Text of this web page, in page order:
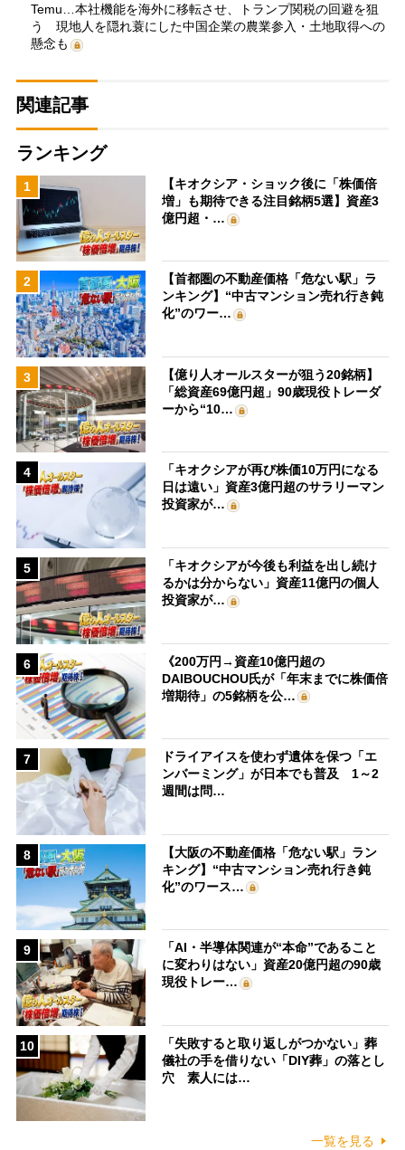
Temu…本社機能を海外に移転させ、トランプ関税の回避を狙
う 現地人を隠れ蓑にした中国企業の農業参入・土地取得への
懸念も
関連記事
ランキング
1
【キオクシア・ショック後に「株価倍
増」も期待できる注目銘柄5選】資産3
億円超・…
2
【首都圏の不動産価格「危ない駅」ラ
ンキング】“中古マンション売れ行き鈍
化”のワー…
3
【億り人オールスターが狙う20銘柄】
「総資産69億円超」90歳現役トレーダ
ーから“10…
4
「キオクシアが再び株価10万円になる
日は遠い」資産3億円超のサラリーマン
投資家が…
5
「キオクシアが今後も利益を出し続け
るかは分からない」資産11億円の個人
投資家が…
6
《200万円→資産10億円超の
DAIBOUCHOU氏が「年末までに株価倍
増期待」の5銘柄を公…
7
ドライアイスを使わず遺体を保つ「エ
ンバーミング」が日本でも普及 1～2
週間は問…
8
【大阪の不動産価格「危ない駅」ラン
キング】“中古マンション売れ行き鈍
化”のワース…
9
「AI・半導体関連が“本命”であること
に変わりはない」資産20億円超の90歳
現役トレー…
10
「失敗すると取り返しがつかない」葬
儀社の手を借りない「DIY葬」の落とし
穴 素人には…
一覧を見る